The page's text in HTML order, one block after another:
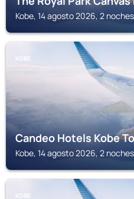
Kobe, 14 agosto 2026, 2 noches
KOBE
Candeo Hotels Kobe
Kobe, 14 agosto 2026, 2 noches
KOBE